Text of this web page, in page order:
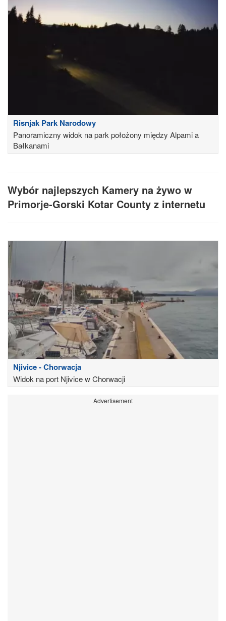
Risnjak Park Narodowy
Panoramiczny widok na park położony między Alpami a
Bałkanami
Wybór najlepszych Kamery na żywo w
Primorje-Gorski Kotar County z internetu
Njivice - Chorwacja
Widok na port Njivice w Chorwacji
Advertisement